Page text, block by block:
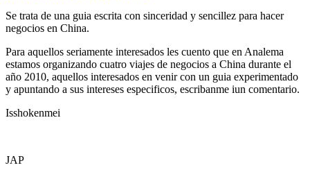
Se trata de una guia escrita con sinceridad y sencillez para hacer
negocios en China.
Para aquellos seriamente interesados les cuento que en Analema
estamos organizando cuatro viajes de negocios a China durante el
año 2010, aquellos interesados en venir con un guia experimentado
y apuntando a sus intereses especificos, escribanme iun comentario.
Isshokenmei
JAP